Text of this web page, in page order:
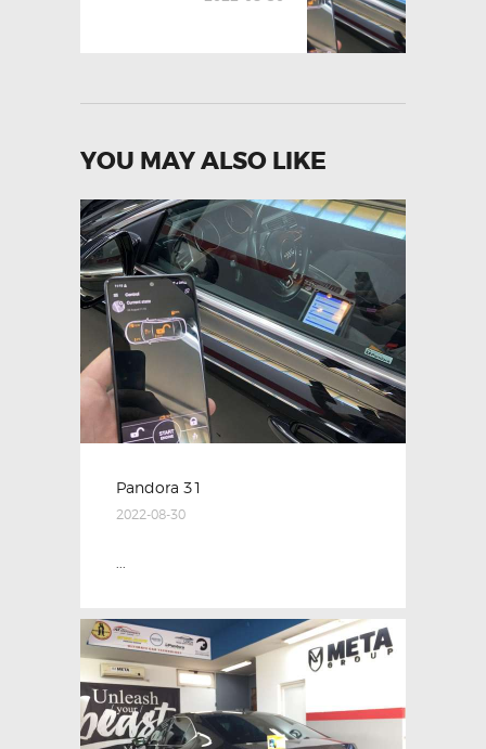
YOU MAY ALSO LIKE
Pandora 31
2022-08-30